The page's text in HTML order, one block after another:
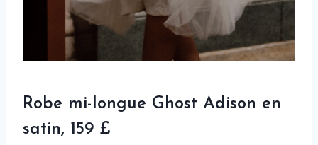
Robe mi-longue Ghost Adison en
satin, 159 £